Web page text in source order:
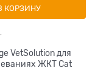
КОРЗИНУ
VetSolution для
ЖКТ Cat